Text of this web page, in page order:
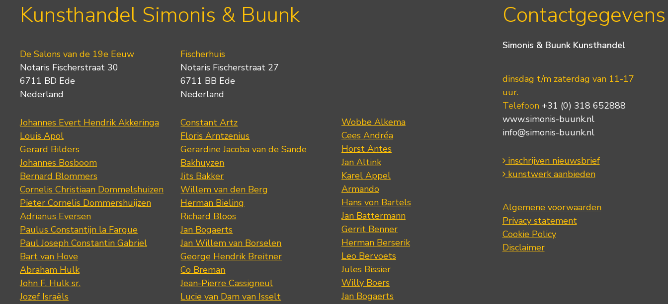
Kunsthandel Simonis & Buunk
De Salons van de 19e Eeuw
Notaris Fischerstraat 30
6711 BD Ede
Nederland
Johannes Evert Hendrik Akkeringa
Louis Apol
Gerard Bilders
Johannes Bosboom
Bernard Blommers
Cornelis Christiaan Dommelshuizen
Pieter Cornelis Dommershuijzen
Adrianus Eversen
Paulus Constantijn la Fargue
Paul Joseph Constantin Gabriel
Bart van Hove
Abraham Hulk
John F. Hulk sr.
Jozef Israëls
Fischerhuis
Notaris Fischerstraat 27
6711 BB Ede
Nederland
Constant Artz
Floris Arntzenius
Gerardine Jacoba van de Sande
Bakhuyzen
Jits Bakker
Willem van den Berg
Herman Bieling
Richard Bloos
Jan Bogaerts
Jan Willem van Borselen
George Hendrik Breitner
Co Breman
Jean-Pierre Cassigneul
Lucie van Dam van Isselt
Wobbe Alkema
Cees Andréa
Horst Antes
Jan Altink
Karel Appel
Armando
Hans von Bartels
Jan Battermann
Gerrit Benner
Herman Berserik
Leo Bervoets
Jules Bissier
Willy Boers
Jan Bogaerts
Contactgegevens
Simonis & Buunk Kunsthandel
dinsdag t/m zaterdag van 11-17
uur.
Telefoon +31 (0) 318 652888
www.simonis-buunk.nl
info@simonis-buunk.nl
inschrijven nieuwsbrief
kunstwerk aanbieden
Algemene voorwaarden
Privacy statement
Cookie Policy
Disclaimer